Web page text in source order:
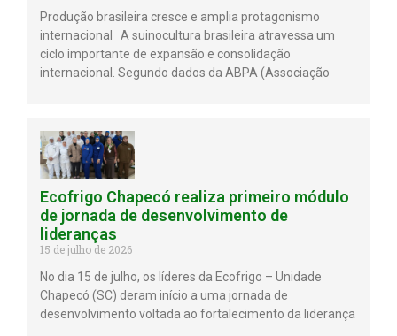
Produção brasileira cresce e amplia protagonismo
internacional A suinocultura brasileira atravessa um
ciclo importante de expansão e consolidação
internacional. Segundo dados da ABPA (Associação
Ecofrigo Chapecó realiza primeiro módulo
de jornada de desenvolvimento de
lideranças
15 de julho de 2026
No dia 15 de julho, os líderes da Ecofrigo – Unidade
Chapecó (SC) deram início a uma jornada de
desenvolvimento voltada ao fortalecimento da liderança